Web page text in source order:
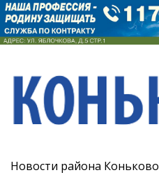
Новости района Коньково